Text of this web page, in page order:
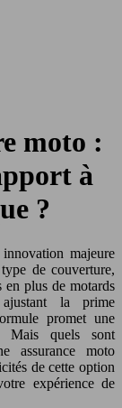
moto :
à
?
majeure
de couverture,
en plus de motards
la prime
promet une
Mais quels sont
assurance moto
de cette option
expérience de